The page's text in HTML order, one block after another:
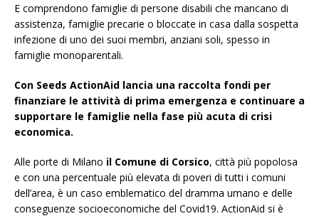
E comprendono famiglie di persone disabili che mancano di
assistenza, famiglie precarie o bloccate in casa dalla sospetta
infezione di uno dei suoi membri, anziani soli, spesso in
famiglie monoparentali.
Con Seeds ActionAid lancia una raccolta fondi per
finanziare le attività di prima emergenza e continuare a
supportare le famiglie nella fase più acuta di crisi
economica.
Alle porte di Milano il Comune di Corsico, città più popolosa
e con una percentuale più elevata di poveri di tutti i comuni
dell’area, è un caso emblematico del dramma umano e delle
conseguenze socioeconomiche del Covid19. ActionAid si è